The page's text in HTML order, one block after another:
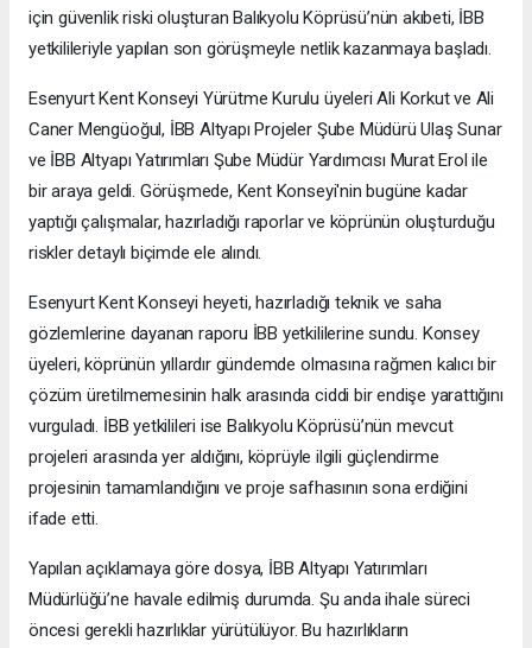
için güvenlik riski oluşturan Balıkyolu Köprüsü’nün akıbeti, İBB
yetkilileriyle yapılan son görüşmeyle netlik kazanmaya başladı.
Esenyurt Kent Konseyi Yürütme Kurulu üyeleri Ali Korkut ve Ali
Caner Mengüoğul, İBB Altyapı Projeler Şube Müdürü Ulaş Sunar
ve İBB Altyapı Yatırımları Şube Müdür Yardımcısı Murat Erol ile
bir araya geldi. Görüşmede, Kent Konseyi'nin bugüne kadar
yaptığı çalışmalar, hazırladığı raporlar ve köprünün oluşturduğu
riskler detaylı biçimde ele alındı.
Esenyurt Kent Konseyi heyeti, hazırladığı teknik ve saha
gözlemlerine dayanan raporu İBB yetkililerine sundu. Konsey
üyeleri, köprünün yıllardır gündemde olmasına rağmen kalıcı bir
çözüm üretilmemesinin halk arasında ciddi bir endişe yarattığını
vurguladı. İBB yetkilileri ise Balıkyolu Köprüsü’nün mevcut
projeleri arasında yer aldığını, köprüyle ilgili güçlendirme
projesinin tamamlandığını ve proje safhasının sona erdiğini
ifade etti.
Yapılan açıklamaya göre dosya, İBB Altyapı Yatırımları
Müdürlüğü’ne havale edilmiş durumda. Şu anda ihale süreci
öncesi gerekli hazırlıklar yürütülüyor. Bu hazırlıkların